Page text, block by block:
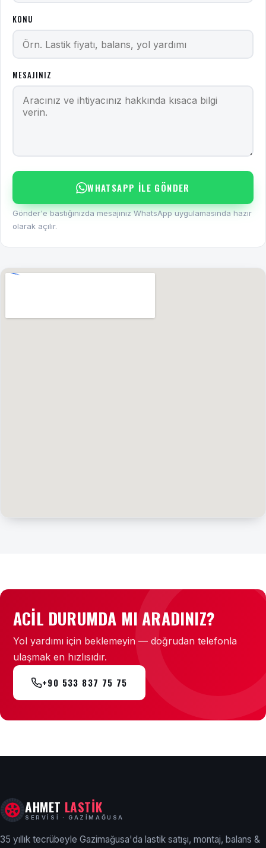
KONU
MESAJINIZ
WHATSAPP ILE GÖNDER
Gönder'e bastığınızda mesajınız WhatsApp uygulamasında hazır
olarak açılır.
ACIL DURUMDA MI ARADINIZ?
Yol yardımı için beklemeyin — doğrudan telefonla
ulaşmak en hızlısıdır.
+90 533 837 75 75
AHMET LASTİK
SERVISI · GAZIMAĞUSA
35 yıllık tecrübeyle Gazimağusa'da lastik satışı, montaj, balans &